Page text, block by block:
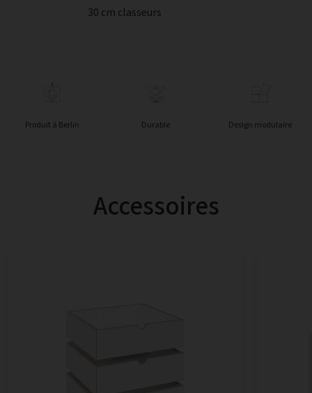
30 cm classeurs
Produit à Berlin Durable Design modulaire
Accessoires